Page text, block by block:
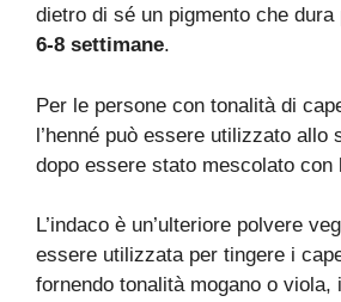
dietro di sé un pigmento che dura
6-8 settimane.
Per le persone con tonalità di
l’henné può essere utilizzato allo
dopo essere stato mescolato con
L’indaco è un’ulteriore polvere
essere utilizzata per tingere i
fornendo tonalità mogano o viola,